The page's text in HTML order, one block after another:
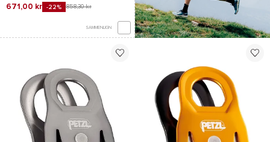
671,00 kr -22% 858,30 kr
SAMMENLIGN
*Se betingelserneher